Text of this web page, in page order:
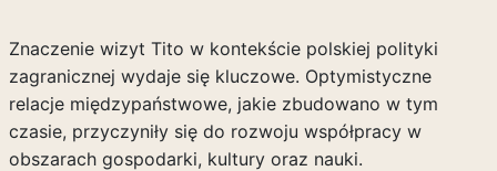
Znaczenie wizyt Tito w kontekście polskiej polityki
zagranicznej wydaje się kluczowe. Optymistyczne
relacje międzypaństwowe, jakie zbudowano w tym
czasie, przyczyniły się do rozwoju współpracy w
obszarach gospodarki, kultury oraz nauki.